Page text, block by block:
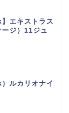
】エキストラス
ジ）11ジュ
ルカリオナイ